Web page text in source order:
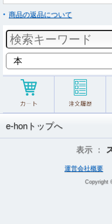
商品の返品について
e-honトップへ
表示 ：
運営会社概要
Copyright